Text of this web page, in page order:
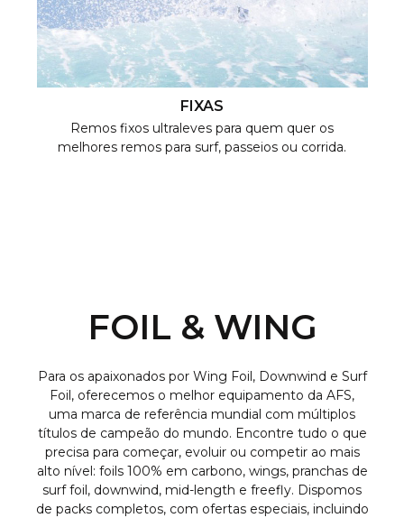
FIXAS
Remos fixos ultraleves para quem quer os
melhores remos para surf, passeios ou corrida.
FOIL & WING
Para os apaixonados por Wing Foil, Downwind e Surf
Foil, oferecemos o melhor equipamento da AFS,
uma marca de referência mundial com múltiplos
títulos de campeão do mundo. Encontre tudo o que
precisa para começar, evoluir ou competir ao mais
alto nível: foils 100% em carbono, wings, pranchas de
surf foil, downwind, mid-length e freefly. Dispomos
de packs completos, com ofertas especiais, incluindo